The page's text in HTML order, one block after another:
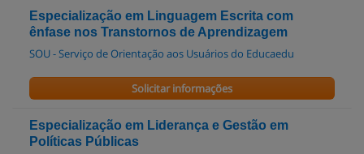
Especialização em Linguagem Escrita com
ênfase nos Transtornos de Aprendizagem
SOU - Serviço de Orientação aos Usuários do Educaedu
Solicitar informações
Especialização em Liderança e Gestão em
Políticas Públicas